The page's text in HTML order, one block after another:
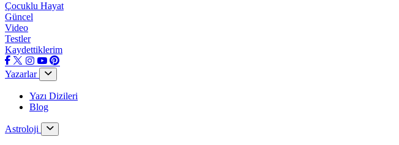
Çocuklu Hayat
Güncel
Video
Testler
Kaydettiklerim
Yazarlar
Yazı Dizileri
Blog
Astroloji